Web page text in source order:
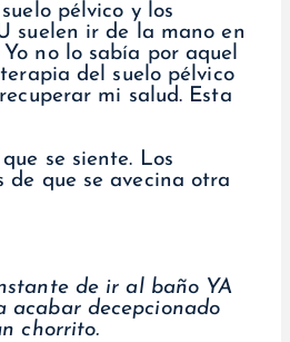
pélvico y los
suelen ir de la mano en
Yo no lo sabía por aquel
del suelo pélvico
mi salud. Esta
se siente. Los
de que se avecina otra
de ir al baño YA
acabar decepcionado
chorrito.